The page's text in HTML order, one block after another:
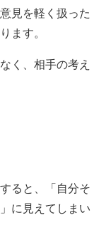
見を軽く扱った
ます。
く、相手の考え
ると、「自分そ
に見えてしまい